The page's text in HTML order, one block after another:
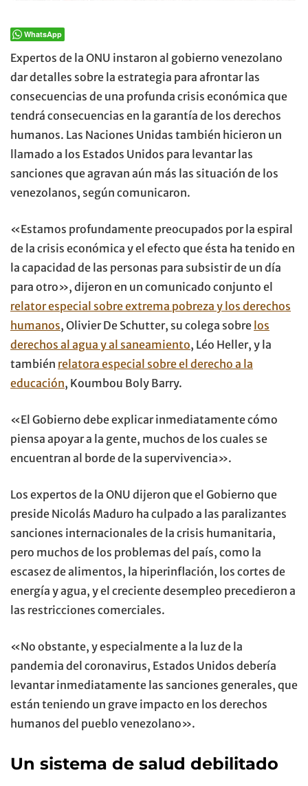
WhatsApp
Expertos de la ONU instaron al gobierno venezolano
dar detalles sobre la estrategia para afrontar las
consecuencias de una profunda crisis económica que
tendrá consecuencias en la garantía de los derechos
humanos. Las Naciones Unidas también hicieron un
llamado a los Estados Unidos para levantar las
sanciones que agravan aún más las situación de los
venezolanos, según comunicaron.
«Estamos profundamente preocupados por la espiral
de la crisis económica y el efecto que ésta ha tenido en
la capacidad de las personas para subsistir de un día
para otro», dijeron en un comunicado conjunto el
relator especial sobre extrema pobreza y los derechos
humanos, Olivier De Schutter, su colega sobre los
derechos al agua y al saneamiento, Léo Heller, y la
también relatora especial sobre el derecho a la
educación, Koumbou Boly Barry.
«El Gobierno debe explicar inmediatamente cómo
piensa apoyar a la gente, muchos de los cuales se
encuentran al borde de la supervivencia».
Los expertos de la ONU dijeron que el Gobierno que
preside Nicolás Maduro ha culpado a las paralizantes
sanciones internacionales de la crisis humanitaria,
pero muchos de los problemas del país, como la
escasez de alimentos, la hiperinflación, los cortes de
energía y agua, y el creciente desempleo precedieron a
las restricciones comerciales.
«No obstante, y especialmente a la luz de la
pandemia del coronavirus, Estados Unidos debería
levantar inmediatamente las sanciones generales, que
están teniendo un grave impacto en los derechos
humanos del pueblo venezolano».
Un sistema de salud debilitado